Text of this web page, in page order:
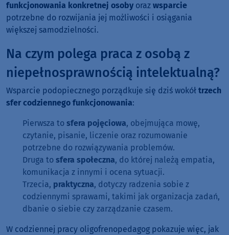
funkcjonowania konkretnej osoby oraz wsparcie
potrzebne do rozwijania jej możliwości i osiągania
większej samodzielności.
Na czym polega praca z osobą z
niepełnosprawnością intelektualną?
Wsparcie podopiecznego porządkuje się dziś wokół trzech
sfer codziennego funkcjonowania:
Pierwsza to sfera pojęciowa, obejmująca mowę,
czytanie, pisanie, liczenie oraz rozumowanie
potrzebne do rozwiązywania problemów.
Druga to sfera społeczna, do której należą empatia,
komunikacja z innymi i ocena sytuacji.
Trzecia, praktyczna, dotyczy radzenia sobie z
codziennymi sprawami, takimi jak organizacja zadań,
dbanie o siebie czy zarządzanie czasem.
W codziennej pracy oligofrenopedagog pokazuje więc, jak